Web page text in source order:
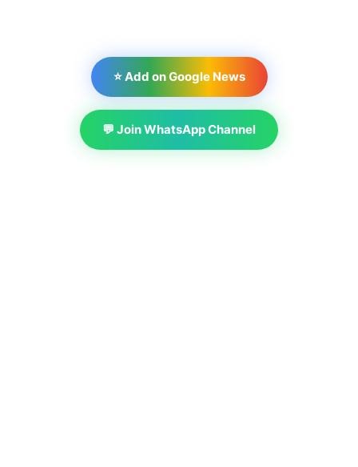
⭐ Add on Google News
💬 Join WhatsApp Channel